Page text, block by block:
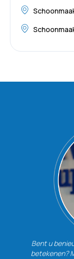
Bent u
betekenen?